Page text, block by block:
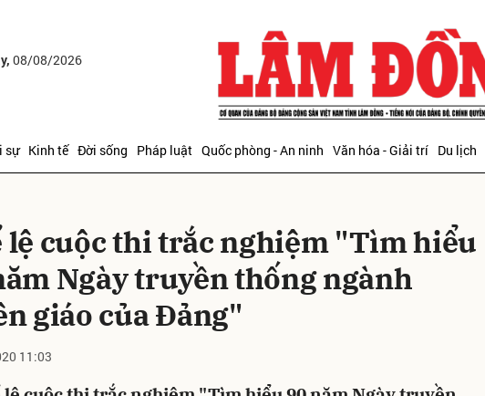
08/08/2026
sự Kinh tế Đời sống Pháp luật Quốc phòng - An ninh Văn hóa - Giải trí Du lịch
lệ cuộc thi trắc nghiệm "Tìm hiểu
Ngày truyền thống ngành
giáo của Đảng"
11:03
Gửi bình luận